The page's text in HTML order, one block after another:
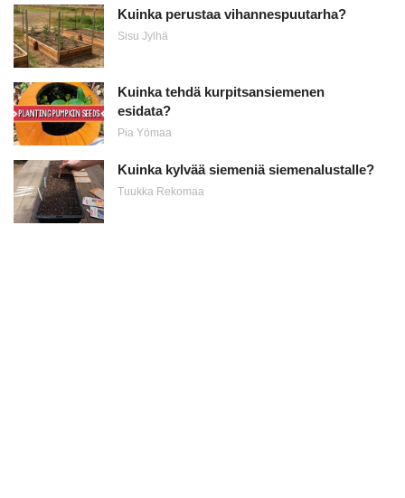
Kuinka perustaa vihannespuutarha?
Sisu Jylhä
Kuinka tehdä kurpitsansiemenen
esidata?
Pia Yömaa
Kuinka kylvää siemeniä siemenalustalle?
Tuukka Rekomaa